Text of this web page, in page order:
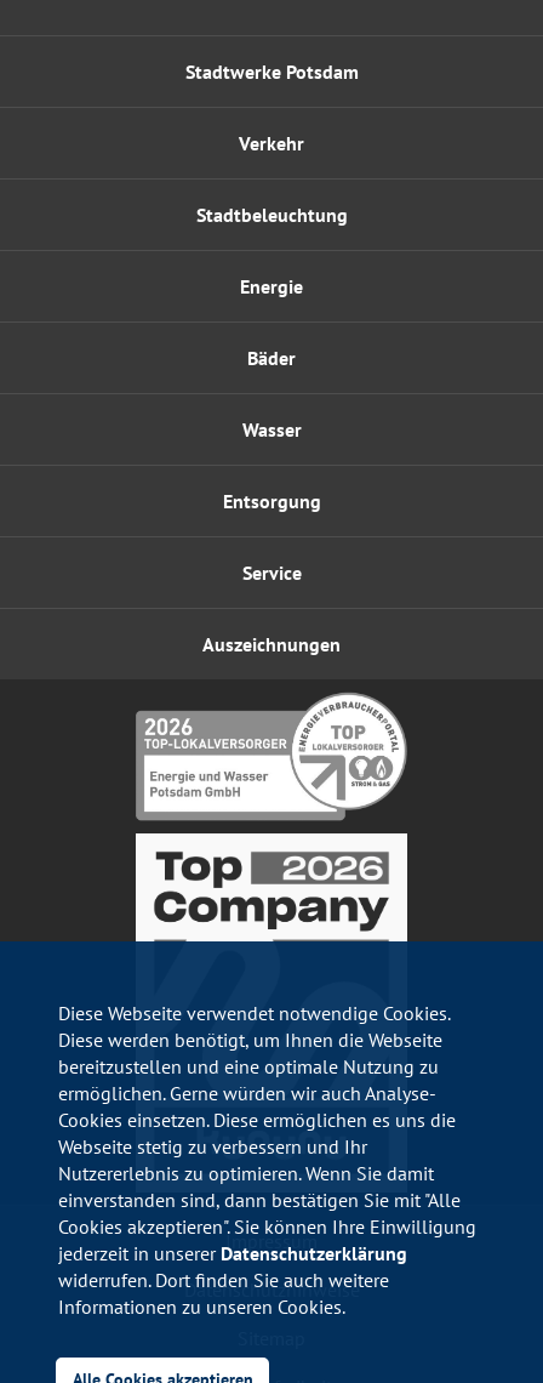
Stadtwerke Potsdam
Energie
Wasser
Verkehr
Bäder
Entsorgung
Stadtbeleuchtung
Service
Auszeichnungen
Impressum
Datenschutzhinweise
Diese Webseite verwendet notwendige Cookies.
Diese werden benötigt, um Ihnen die Webseite
bereitzustellen und eine optimale Nutzung zu
ermöglichen. Gerne würden wir auch Analyse-
Cookies einsetzen. Diese ermöglichen es uns die
Webseite stetig zu verbessern und Ihr
Nutzererlebnis zu optimieren. Wenn Sie damit
einverstanden sind, dann bestätigen Sie mit "Alle
Cookies akzeptieren". Sie können Ihre Einwilligung
jederzeit in unserer Datenschutzerklärung
widerrufen. Dort finden Sie auch weitere
Informationen zu unseren Cookies.
Alle Cookies akzeptieren